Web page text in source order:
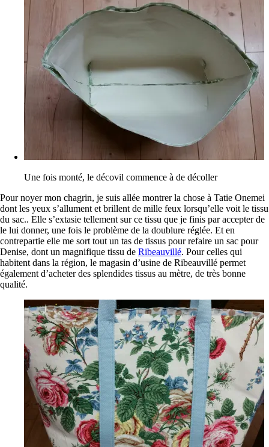
Une fois monté, le décovil commence à de décoller
Pour noyer mon chagrin, je suis allée montrer la chose à Tatie Onemei
dont les yeux s’allument et brillent de mille feux lorsqu’elle voit le tissu
du sac.. Elle s’extasie tellement sur ce tissu que je finis par accepter de
le lui donner, une fois le problème de la doublure réglée. Et en
contrepartie elle me sort tout un tas de tissus pour refaire un sac pour
Denise, dont un magnifique tissu de Ribeauvillé. Pour celles qui
habitent dans la région, le magasin d’usine de Ribeauvillé permet
également d’acheter des splendides tissus au mètre, de très bonne
qualité.